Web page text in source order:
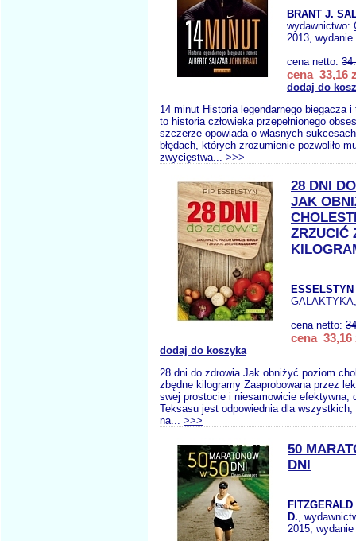
BRANT J.
wydawnictwo:
2013, wydanie
cena netto:
cena 33,16
dodaj do
14 minut Historia legendarnego biegacza i
to historia człowieka przepełnionego
szczerze opowiada o własnych
błędach, których zrozumienie pozwoliło
zwycięstwa... >>>
28 DNI
JAK
ZRZUCIĆ
ESSELSTYN
GALAKTYKA
cena netto:
cena 33,16
dodaj do koszyka
28 dni do zdrowia Jak obniżyć poziom
zbędne kilogramy Zaaprobowana przez
swej prostocie i niesamowicie efektywna,
Teksasu jest odpowiednia dla
na... >>>
50
DNI
D.,
2015, wydanie